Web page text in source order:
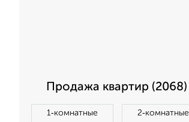
Продажа квартир (2068)
1‑комнатные 2‑комнатные